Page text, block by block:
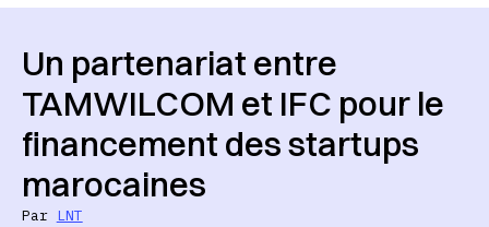
Un partenariat entre
TAMWILCOM et IFC pour le
financement des startups
marocaines
Par LNT